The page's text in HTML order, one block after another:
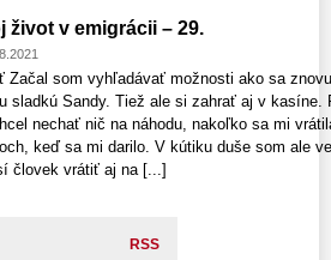
život v emigrácii – 29.
Začal som vyhľadávať možnosti ako sa
sladkú Sandy. Tiež ale si zahrať aj v kasíne.
nechať nič na náhodu, nakoľko sa mi
keď sa mi darilo. V kútiku duše som ale
človek vrátiť aj na [...]
RSS